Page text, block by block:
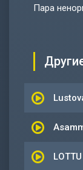
Пара